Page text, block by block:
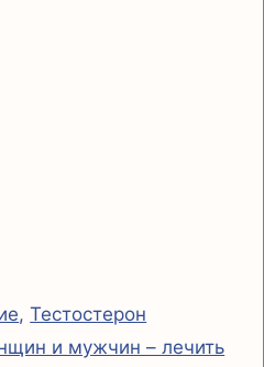
,Тестостерон
и мужчин – лечить